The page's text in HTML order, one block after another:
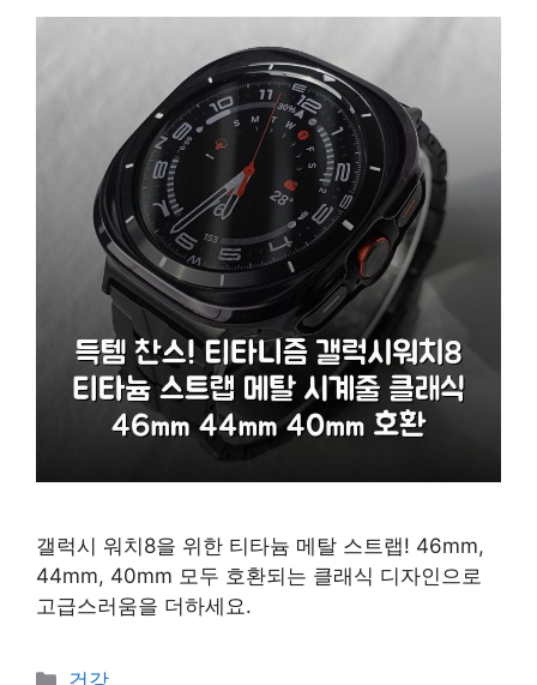
갤럭시 워치8을 위한 티타늄 메탈 스트랩! 46mm,
44mm, 40mm 모두 호환되는 클래식 디자인으로
고급스러움을 더하세요.
카
건강